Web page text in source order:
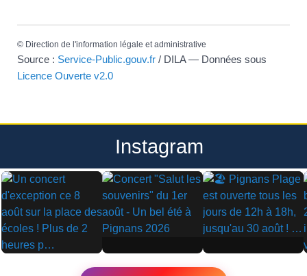
© Direction de l'information légale et administrative
Source : Service-Public.gouv.fr / DILA — Données sous
Licence Ouverte v2.0
Instagram
▶
▶ ▶